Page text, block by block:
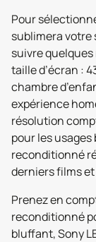
Pour
sublimera votre
suivre
taille d’écran :
chambre
expérience
résolution
pour les usages
reconditionné
derniers films
Prenez en
reconditionné
bluffant, Sony